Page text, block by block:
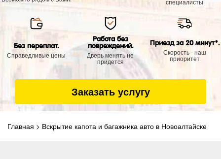
специалисты
Без переплат.
Справедливые цены
Работа без
повреждений.
Дверь менять не
придется
Приезд за 20 минут*.
Скорость - наш
приоритет
Заказать услугу
Главная > Вскрытие капота и багажника авто в Новоалтайске